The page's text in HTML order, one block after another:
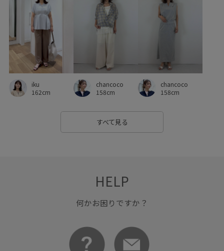
iku
162cm
chancoco
158cm
chancoco
158cm
すべて見る
HELP
何かお困りですか？